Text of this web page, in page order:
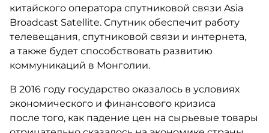
китайского оператора спутниковой связи Asia
Broadcast Satellite. Спутник обеспечит работу
телевещания, спутниковой связи и интернета,
а также будет способствовать развитию
коммуникаций в Монголии.
В 2016 году государство оказалось в условиях
экономического и финансового кризиса
после того, как падение цен на сырьевые товары